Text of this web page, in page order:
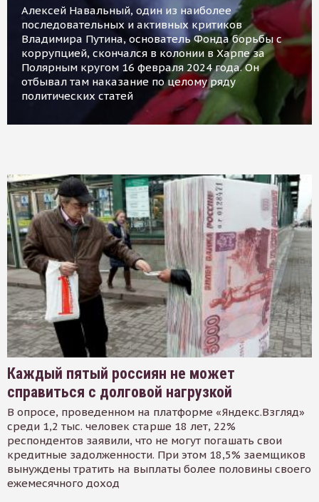
Алексей Навальный, один из наиболее
последовательных и активных критиков
Владимира Путина, основатель Фонда борьбы с
коррупцией, скончался в колонии в Харпе за
Полярным кругом 16 февраля 2024 года. Он
отбывал там наказание по целому ряду
политических статей
Каждый пятый россиян не может
справиться с долговой нагрузкой
В опросе, проведенном на платформе «Яндекс.Взгляд»
среди 1,2 тыс. человек старше 18 лет, 22%
респондентов заявили, что не могут погашать свои
кредитные задолженности. При этом 18,5% заемщиков
вынуждены тратить на выплаты более половины своего
ежемесячного доход